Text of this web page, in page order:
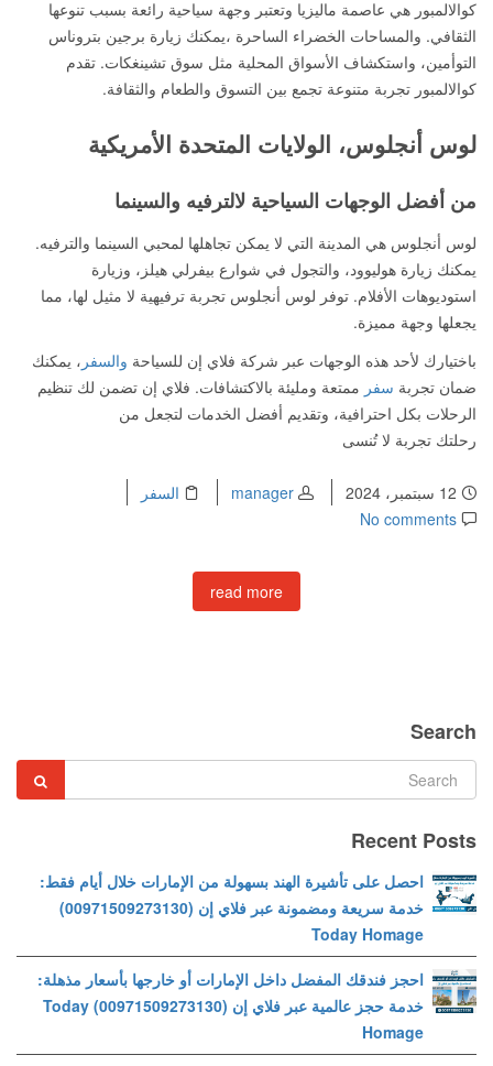
كوالالمبور هي عاصمة ماليزيا وتعتبر وجهة سياحية رائعة بسبب تنوعها
الثقافي. والمساحات الخضراء الساحرة ،يمكنك زيارة برجين بتروناس
التوأمين، واستكشاف الأسواق المحلية مثل سوق تشينغكات. تقدم
كوالالمبور تجربة متنوعة تجمع بين التسوق والطعام والثقافة.
لوس أنجلوس، الولايات المتحدة الأمريكية
من أفضل الوجهات السياحية لالترفيه والسينما
لوس أنجلوس هي المدينة التي لا يمكن تجاهلها لمحبي السينما والترفيه.
يمكنك زيارة هوليوود، والتجول في شوارع بيفرلي هيلز، وزيارة
استوديوهات الأفلام. توفر لوس أنجلوس تجربة ترفيهية لا مثيل لها، مما
يجعلها وجهة مميزة.
باختيارك لأحد هذه الوجهات عبر شركة فلاي إن للسياحة والسفر ، يمكنك
ضمان تجربة سفر ممتعة ومليئة بالاكتشافات. فلاي إن تضمن لك تنظيم
الرحلات بكل احترافية، وتقديم أفضل الخدمات لتجعل من
رحلتك تجربة لا تُنسى
manager
السفر
No comments
read more
Search
Recent Posts
احصل على تأشيرة الهند بسهولة من الإمارات خلال أيام فقط:
خدمة سريعة ومضمونة عبر فلاي إن (00971509273130)
Today Homage
احجز فندقك المفضل داخل الإمارات أو خارجها بأسعار مذهلة:
خدمة حجز عالمية عبر فلاي إن (00971509273130) Today
Homage